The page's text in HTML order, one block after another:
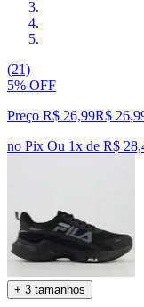
(21)
5% OFF
Preço R$ 26,99R$ 26,
no Pix Ou 1x de R$
+ 3 tamanhos